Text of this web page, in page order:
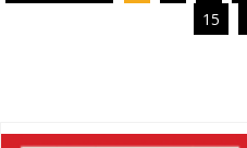
15